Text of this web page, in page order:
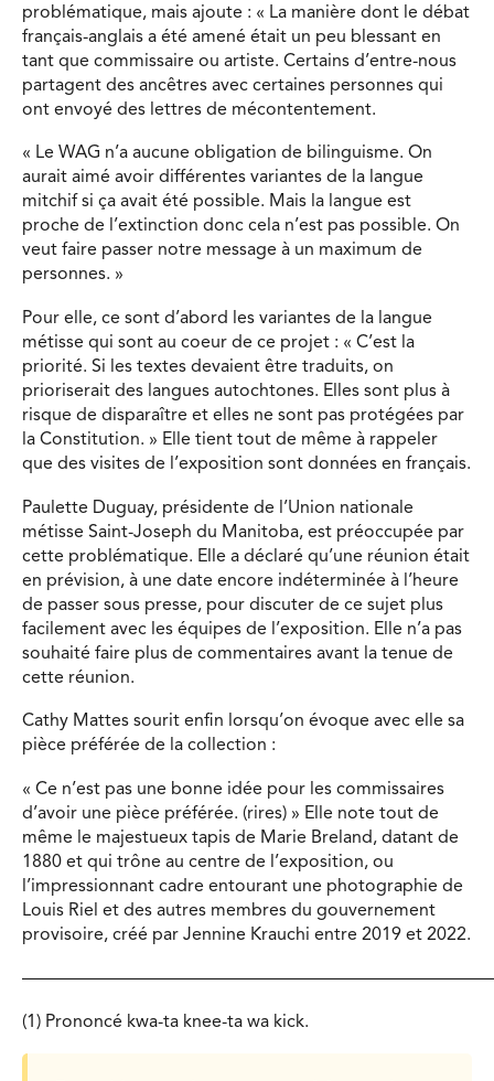
problématique, mais ajoute : « La manière dont le débat
français-anglais a été amené était un peu blessant en
tant que commissaire ou artiste. Certains d’entre-nous
partagent des ancêtres avec certaines personnes qui
ont envoyé des lettres de mécontentement.
« Le WAG n’a aucune obligation de bilinguisme. On
aurait aimé avoir différentes variantes de la langue
mitchif si ça avait été possible. Mais la langue est
proche de l’extinction donc cela n’est pas possible. On
veut faire passer notre message à un maximum de
personnes. »
Pour elle, ce sont d’abord les variantes de la langue
métisse qui sont au coeur de ce projet : « C’est la
priorité. Si les textes devaient être traduits, on
prioriserait des langues autochtones. Elles sont plus à
risque de disparaître et elles ne sont pas protégées par
la Constitution. » Elle tient tout de même à rappeler
que des visites de l’exposition sont données en français.
Paulette Duguay, présidente de l’Union nationale
métisse Saint-Joseph du Manitoba, est préoccupée par
cette problématique. Elle a déclaré qu’une réunion était
en prévision, à une date encore indéterminée à l’heure
de passer sous presse, pour discuter de ce sujet plus
facilement avec les équipes de l’exposition. Elle n’a pas
souhaité faire plus de commentaires avant la tenue de
cette réunion.
Cathy Mattes sourit enfin lorsqu’on évoque avec elle sa
pièce préférée de la collection :
« Ce n’est pas une bonne idée pour les commissaires
d’avoir une pièce préférée. (rires) » Elle note tout de
même le majestueux tapis de Marie Breland, datant de
1880 et qui trône au centre de l’exposition, ou
l’impressionnant cadre entourant une photographie de
Louis Riel et des autres membres du gouvernement
provisoire, créé par Jennine Krauchi entre 2019 et 2022.
(1) Prononcé kwa-ta knee-ta wa kick.